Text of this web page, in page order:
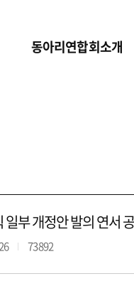
동아리연합회소개
부 개정안 발의 연서
73892